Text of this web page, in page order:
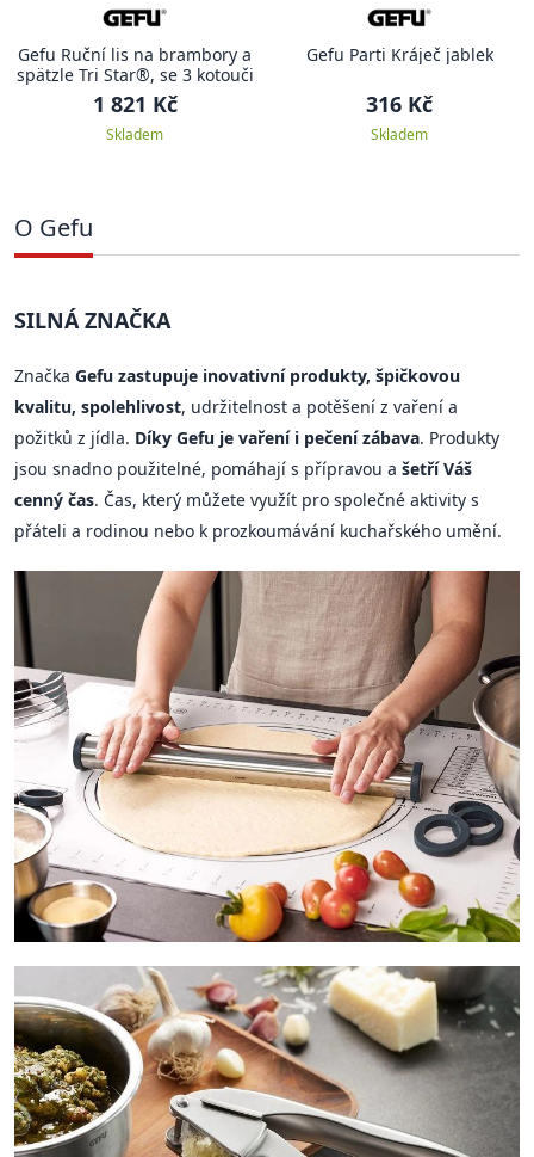
Gefu Ruční lis na brambory a
spätzle Tri Star®, se 3 kotouči
1 821 Kč
Skladem
Gefu Parti Kráječ jablek
316 Kč
Skladem
O Gefu
SILNÁ ZNAČKA
Značka Gefu zastupuje inovativní produkty, špičkovou
kvalitu, spolehlivost, udržitelnost a potěšení z vaření a
požitků z jídla. Díky Gefu je vaření i pečení zábava. Produkty
jsou snadno použitelné, pomáhají s přípravou a šetří Váš
cenný čas. Čas, který můžete využít pro společné aktivity s
přáteli a rodinou nebo k prozkoumávání kuchařského umění.